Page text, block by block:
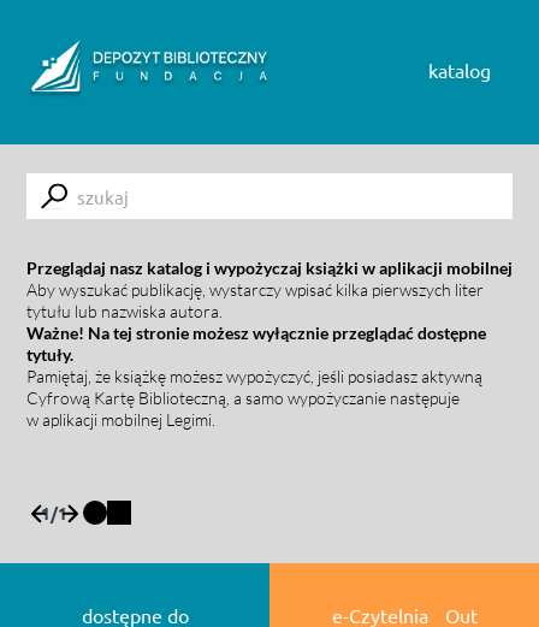
katalog
Submit
Przeglądaj nasz katalog i wypożyczaj książki w aplikacji mobilnej
Aby wyszukać publikację, wystarczy wpisać kilka pierwszych liter
tytułu lub nazwiska autora.
Ważne! Na tej stronie możesz wyłącznie przeglądać dostępne
tytuły.
Pamiętaj, że książkę możesz wypożyczyć, jeśli posiadasz aktywną
Cyfrową Kartę Biblioteczną, a samo wypożyczanie następuje
w aplikacji mobilnej Legimi.
1/1
dostępne do
e-Czytelnia Out